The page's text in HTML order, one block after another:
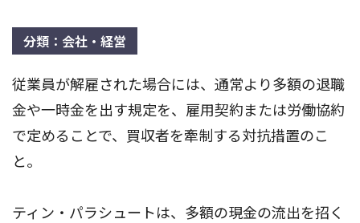
分類：会社・経営
従業員が解雇された場合には、通常より多額の退職
金や一時金を出す規定を、雇用契約または労働協約
で定めることで、買収者を牽制する対抗措置のこ
と。
ティン・パラシュートは、多額の現金の流出を招く